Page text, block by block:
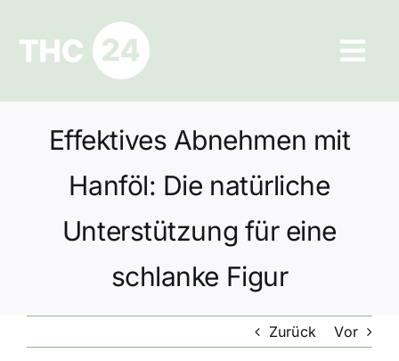
springen
Ratgeber
Datenschutz
Effektives Abnehmen mit
Hanföl: Die natürliche
Unterstützung für eine
schlanke Figur
Zurück Vor